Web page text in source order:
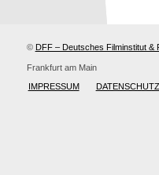
© DFF – Deutsches Filminstitut &
Frankfurt am Main
IMPRESSUM
DATENSCHUTZ